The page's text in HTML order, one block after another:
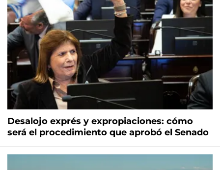
Desalojo exprés y expropiaciones: cómo
será el procedimiento que aprobó el Senado